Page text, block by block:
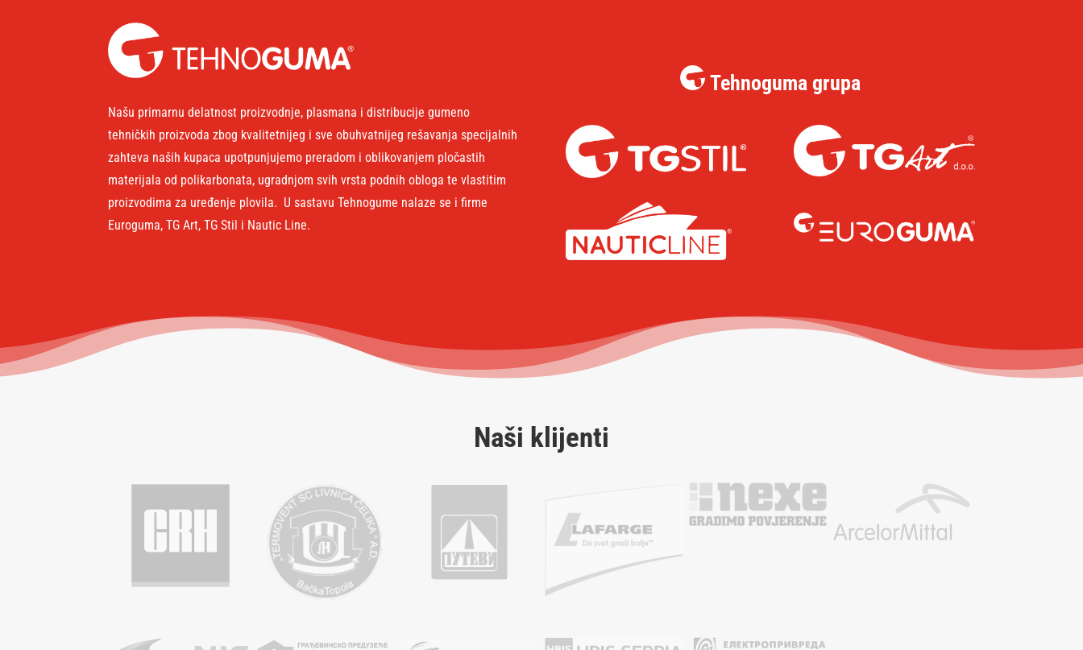
Našu primarnu delatnost proizvodnje, plasmana i distribucije gumeno
tehničkih proizvoda zbog kvalitetnijeg i sve obuhvatnijeg rešavanja specijalnih
zahteva naših kupaca upotpunjujemo preradom i oblikovanjem pločastih
materijala od polikarbonata, ugradnjom svih vrsta podnih obloga te vlastitim
proizvodima za uređenje plovila. U sastavu Tehnogume nalaze se i firme
Euroguma, TG Art, TG Stil i Nautic Line.
Tehnoguma grupa
Naši klijenti